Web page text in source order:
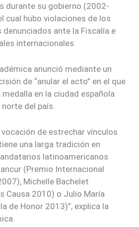
durante su gobierno (2002-
cual hubo violaciones de los
denunciados ante la Fiscalía e
internacionales.
anunció mediante un
de “anular el acto” en el que
en la ciudad española
del país.
vocación de estrechar vínculos
una larga tradición en
latinoamericanos
(Premio Internacional
Michelle Bachelet
Causa 2010) o Julio María
de Honor 2013)”, explica la